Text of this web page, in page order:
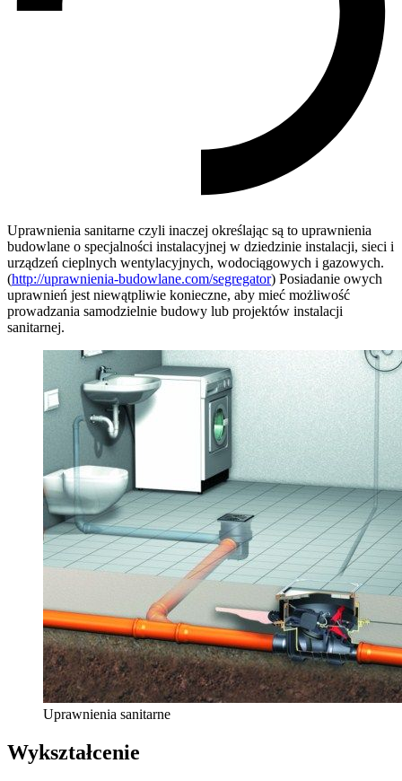
Uprawnienia sanitarne czyli inaczej określając są to uprawnienia
budowlane o specjalności instalacyjnej w dziedzinie instalacji, sieci i
urządzeń cieplnych wentylacyjnych, wodociągowych i gazowych.
(http://uprawnienia-budowlane.com/segregator) Posiadanie owych
uprawnień jest niewątpliwie konieczne, aby mieć możliwość
prowadzania samodzielnie budowy lub projektów instalacji
sanitarnej.
Uprawnienia sanitarne
Wykształcenie